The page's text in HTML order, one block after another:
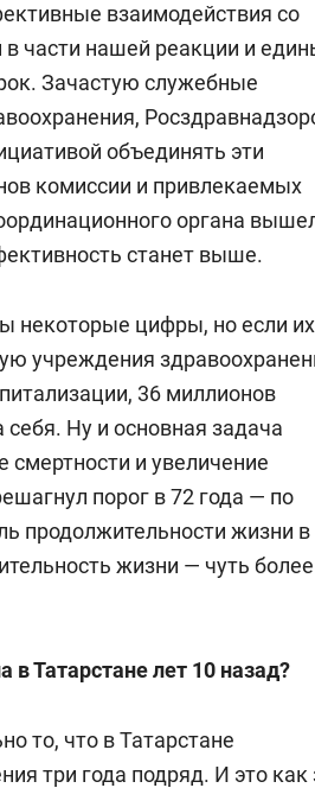
взаимодействия со
части нашей реакции и
Зачастую служебные
объединять эти
комиссии и привлекаемых
органа
станет выше.
некоторые цифры, но если их
учреждения
36 миллионов
Ну и основная задача
смертности и увеличение
порог в 72 года — по
продолжительности жизни в
жизни — чуть более
Татарстане лет 10 назад?
то, что в Татарстане
три года подряд. И это как